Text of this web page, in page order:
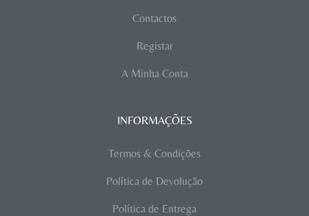
Contactos
Registar
A Minha Conta
INFORMAÇÕES
Termos & Condições
Política de Devolução
Política de Entrega